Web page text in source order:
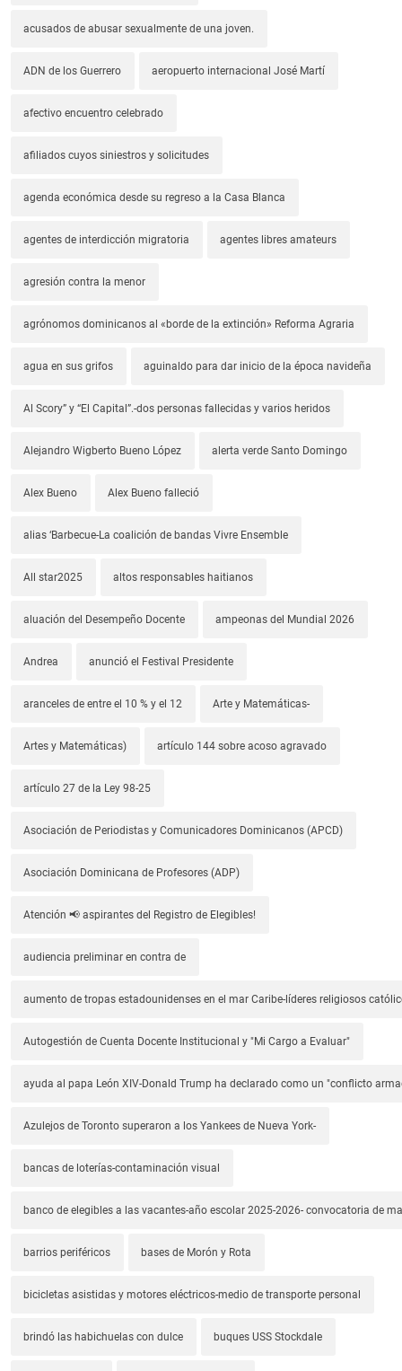
acusados de abusar sexualmente de una joven.
ADN de los Guerrero aeropuerto internacional José Martí
afectivo encuentro celebrado
afiliados cuyos siniestros y solicitudes
agenda económica desde su regreso a la Casa Blanca
agentes de interdicción migratoria agentes libres amateurs
agresión contra la menor
agrónomos dominicanos al «borde de la extinción» Reforma Agraria
agua en sus grifos aguinaldo para dar inicio de la época navideña
Al Scory” y “El Capital”.-dos personas fallecidas y varios heridos
Alejandro Wigberto Bueno López alerta verde Santo Domingo
Alex Bueno Alex Bueno falleció
alias ‘Barbecue-La coalición de bandas Vivre Ensemble
All star2025 altos responsables haitianos
aluación del Desempeño Docente ampeonas del Mundial 2026
Andrea anunció el Festival Presidente
aranceles de entre el 10 % y el 12 Arte y Matemáticas-
Artes y Matemáticas) artículo 144 sobre acoso agravado
artículo 27 de la Ley 98-25
Asociación de Periodistas y Comunicadores Dominicanos (APCD)
Asociación Dominicana de Profesores (ADP)
Atención 📢 aspirantes del Registro de Elegibles!
audiencia preliminar en contra de
aumento de tropas estadounidenses en el mar Caribe-líderes religiosos
Autogestión de Cuenta Docente Institucional y "Mi Cargo a Evaluar"
ayuda al papa León XIV-Donald Trump ha declarado como un "conflicto
Azulejos de Toronto superaron a los Yankees de Nueva York-
bancas de loterías-contaminación visual
banco de elegibles a las vacantes-año escolar 2025-2026- convocatoria de
barrios periféricos bases de Morón y Rota
bicicletas asistidas y motores eléctricos-medio de transporte personal
brindó las habichuelas con dulce buques USS Stockdale